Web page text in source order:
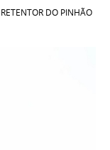
DO PINHÃO